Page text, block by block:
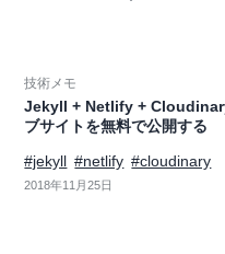
技術メモ
Jekyll + Netlify +
ブサイトを無料で公開する
#jekyll #netlify #cloudinary
2018年11月25日